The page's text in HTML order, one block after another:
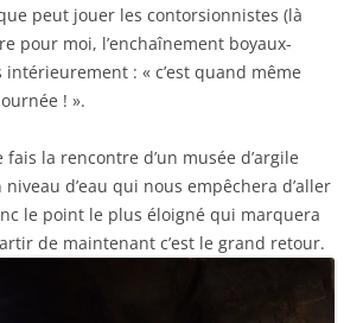
peut jouer les contorsionnistes (là
pour moi, l’enchaînement boyaux-
: « c’est quand même
! ».
la rencontre d’un musée d’argile
d’eau qui nous empêchera d’aller
le point le plus éloigné qui marquera
de maintenant c’est le grand retour.